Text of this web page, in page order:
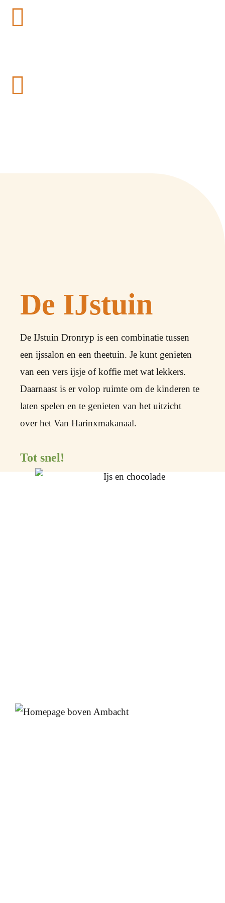
De IJstuin
De IJstuin Dronryp is een combinatie tussen
een ijssalon en een theetuin. Je kunt genieten
van een vers ijsje of koffie met wat lekkers.
Daarnaast is er volop ruimte om de kinderen te
laten spelen en te genieten van het uitzicht
over het Van Harinxmakanaal.
Tot snel!